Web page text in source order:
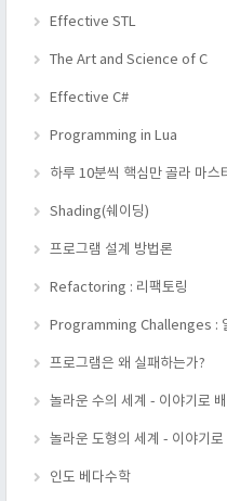
Effective STL
The Art and Science of C
Effective C#
Programming in Lua
하루 10분씩 핵심만 골라 마스
Shading(쉐이딩)
프로그램 설계 방법론
Refactoring : 리팩토링
Programming Challenges :
프로그램은 왜 실패하는가?
놀라운 수의 세계 - 이야기로
놀라운 도형의 세계 - 이야기로
인도 베다수학